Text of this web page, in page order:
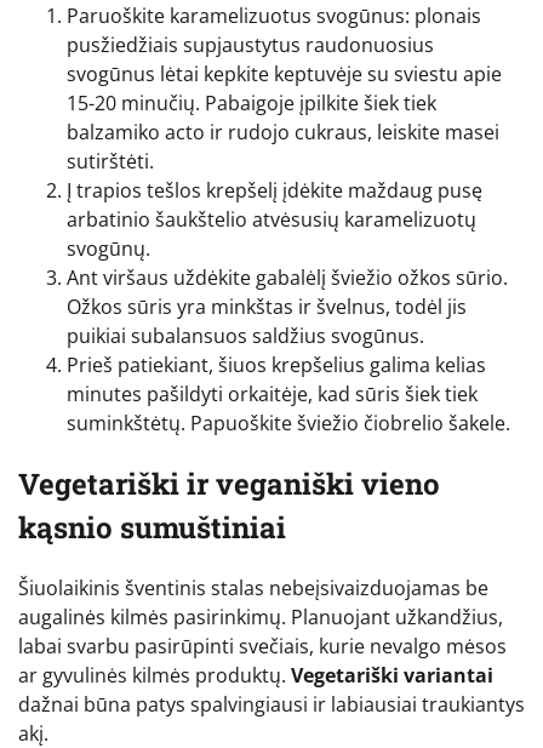
Paruoškite karamelizuotus svogūnus: plonais
pusžiedžiais supjaustytus raudonuosius
svogūnus lėtai kepkite keptuvėje su sviestu apie
15-20 minučių. Pabaigoje įpilkite šiek tiek
balzamiko acto ir rudojo cukraus, leiskite masei
sutirštėti.
Į trapios tešlos krepšelį įdėkite maždaug pusę
arbatinio šaukštelio atvėsusių karamelizuotų
svogūnų.
Ant viršaus uždėkite gabalėlį šviežio ožkos sūrio.
Ožkos sūris yra minkštas ir švelnus, todėl jis
puikiai subalansuos saldžius svogūnus.
Prieš patiekiant, šiuos krepšelius galima kelias
minutes pašildyti orkaitėje, kad sūris šiek tiek
suminkštėtų. Papuoškite šviežio čiobrelio šakele.
Vegetariški ir veganiški vieno
kąsnio sumuštiniai
Šiuolaikinis šventinis stalas nebeįsivaizduojamas be
augalinės kilmės pasirinkimų. Planuojant užkandžius,
labai svarbu pasirūpinti svečiais, kurie nevalgo mėsos
ar gyvulinės kilmės produktų. Vegetariški variantai
dažnai būna patys spalvingiausi ir labiausiai traukiantys
akį.